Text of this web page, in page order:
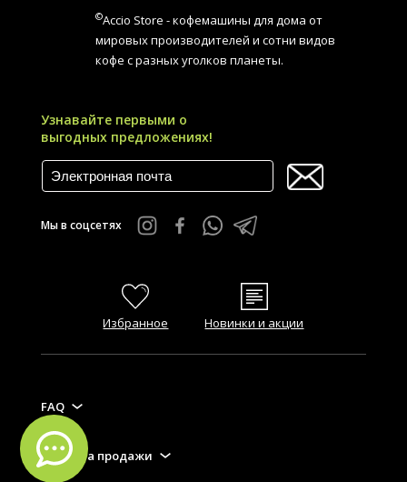
©Accio Store - кофемашины для дома от
мировых производителей и сотни видов
кофе с разных уголков планеты.
Узнавайте первыми о
выгодных предложениях!
Мы в соцсетях
Избранное Новинки и акции
FAQ
Правила продажи